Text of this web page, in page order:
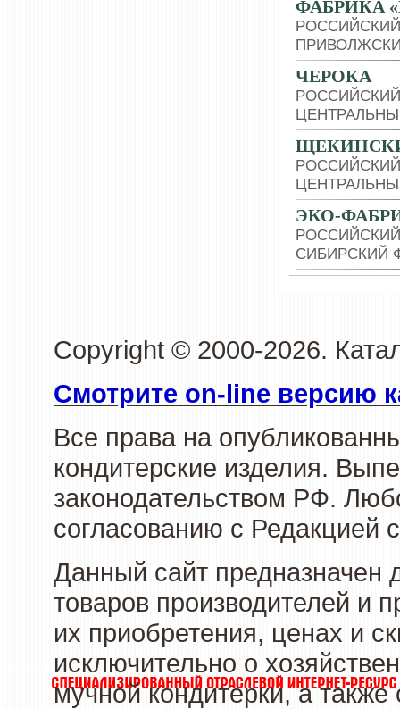
ФАБРИКА
ЧЕРОКА
ЭКО-
СИБИРСКИЙ
Copyright © 2000-2026.
Смотрите on-line версию
Все права на
кондитерские изделия.
законодательством РФ.
согласованию с Редакцией
Данный сайт предназначен
товаров производителей и
их приобретения, ценах и
исключительно о
мучной кондитерки, а